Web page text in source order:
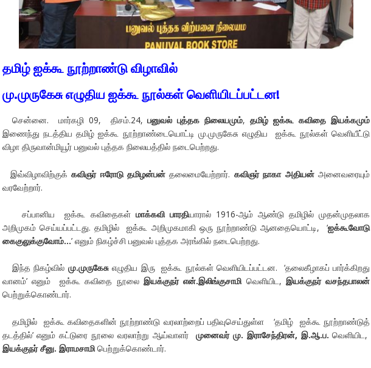
தமிழ் ஐக்கூ நூற்றாண்டு விழாவில்
மு.முருகேசு எழுதிய ஐக்கூ நூல்கள் வெளியிடப்பட்டன!
சென்னை. மார்கழி 09, திசம்.24,பனுவல் புத்தக நிலையமும்,தமிழ் ஐக்கூ கவிதை இயக்கமும்
இணைந்து நடத்திய தமிழ் ஐக்கூ நூற்றாண்டையொட்டி மு.முருகேசு எழுதிய ஐக்கூ நூல்கள் வெளியீட்டு
விழா திருவான்மியூர் பனுவல் புத்தக நிலையத்தில் நடைபெற்றது.
இவ்விழாவிற்குக்கவிஞர் ஈரோடு தமிழன்பன் தலைமையேற்றார். கவிஞர் நாகா அதியன்அனைவரையும்
வரவேற்றார்.
சப்பானிய ஐக்கூ கவிதைகள் மாக்கவி பாரதியாரால் 1916-ஆம் ஆண்டு தமிழில் முதன்முதலாக
அறிமுகம் செய்யப்பட்டது. தமிழில் ஐக்கூ அறிமுகமாகி ஒரு நூற்றாண்டு ஆனதையொட்டி, ‘ஐக்கூவோடு
கைகுலுக்குவோம்…’ எனும் நிகழ்ச்சி பனுவல் புத்தக அரங்கில் நடைபெற்றது.
இந்த நிகழ்வில் மு.முருகேசுஎழுதிய இரு ஐக்கூ நூல்கள் வெளியிடப்பட்டன. ‘தலைகீழாகப் பார்க்கிறது
வானம்’ எனும் ஐக்கூ கவிதை நூலை இயக்குநர் என்.இலிங்குசாமிவெளியிட,இயக்குநர் வசந்தபாலன்
பெற்றுக்கொண்டார்.
தமிழில் ஐக்கூ கவிதைகளின் நூற்றாண்டு வரலாற்றைப் பதிவுசெய்துள்ள ‘தமிழ் ஐக்கூ நூற்றாண்டுத்
தடத்தில்’ எனும் கட்டுரை நூலை வரலாற்று ஆய்வாளர் முனைவர் மு. இராசேந்திரன், இ.ஆ.ப. வெளியிட,
இயக்குநர் சீனு. இராமசாமிபெற்றுக்கொண்டார்.